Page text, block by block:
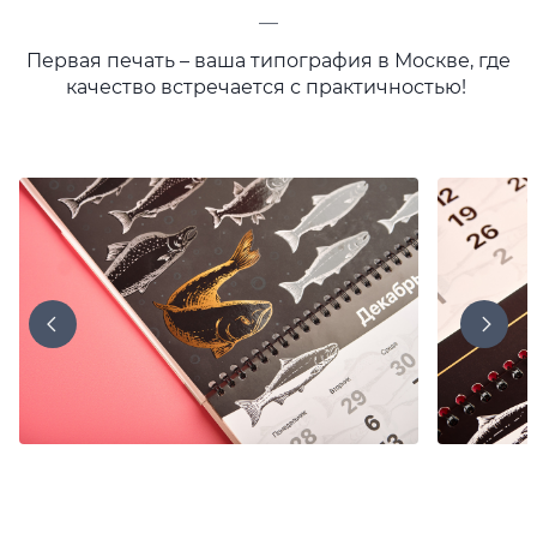
—
Первая печать – ваша типография в Москве, где
качество встречается с практичностью!